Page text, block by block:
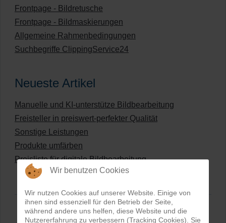
Frontpage - Bildretusche
Frontpage - Bildmaskierungen
Allgemeine Rahmenbedingungen
Suchbegriffe ClippingService24
Neueste Artikel
Manuelle und KI-unterstütze Bildbearbeitung
Freisteller in preiswert-perfekter Qualität
Sonstige Leistungen
Produkte umfärben
Preisliste für digitale Bildbearbeitung
Wir benutzen Cookies
Wir nutzen Cookies auf unserer Website. Einige von
ihnen sind essenziell für den Betrieb der Seite,
während andere uns helfen, diese Website und die
Nutzererfahrung zu verbessern (Tracking Cookies). Sie